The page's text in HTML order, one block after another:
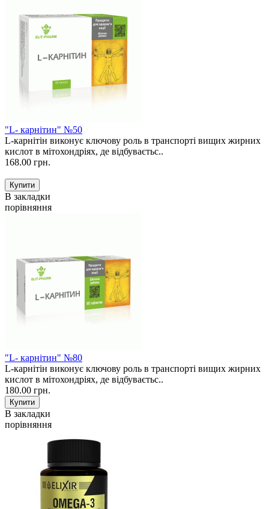
"L- карнітин" №50
L-карнітін виконує ключову роль в транспорті вищих жирних
кислот в мітохондріях, де відбуваєтьс..
168.00 грн.
В закладки
порівняння
"L- карнітин" №80
L-карнітін виконує ключову роль в транспорті вищих жирних
кислот в мітохондріях, де відбуваєтьс..
180.00 грн.
В закладки
порівняння